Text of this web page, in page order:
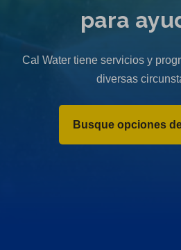
para
Cal Water tiene servicios y
diversas
Busque opciones